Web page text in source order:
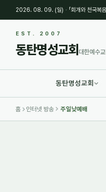
2026. 08. 09. (일) · 「회개와 천국복
EST. 2007
동탄명성교회 대한예수
동탄명성교회
홈 인터넷 방송 주일낮예배
Sketchbook5,
Sketchbook5,
Sketchbook5,
Sketchbook5,